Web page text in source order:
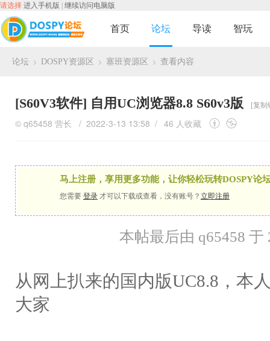
请选择 进入手机版 继续访问电脑版
首页 论坛 导读 智玩
论坛 DOSPY资源区 塞班资源区 查看内容
[S60V3软件] 自用UC浏览器8.8 S60v3版 [复制
© q65458 营长 / 2022-3-13 13:58 / 46 人收藏
马上注册，享用更多功能，让你轻松玩转DOSPY论
您需要 登录 才可以下载或查看，没有账号？ 立即注册
本帖最后由 q65458 于
从网上扒来的国内版UC8.8，本
大家